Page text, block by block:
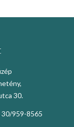
30.
959-8565